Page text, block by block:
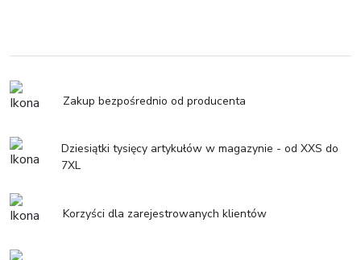
Zakup bezpośrednio od producenta
Dziesiątki tysięcy artykułów w magazynie - od XXS do
7XL
Korzyści dla zarejestrowanych klientów